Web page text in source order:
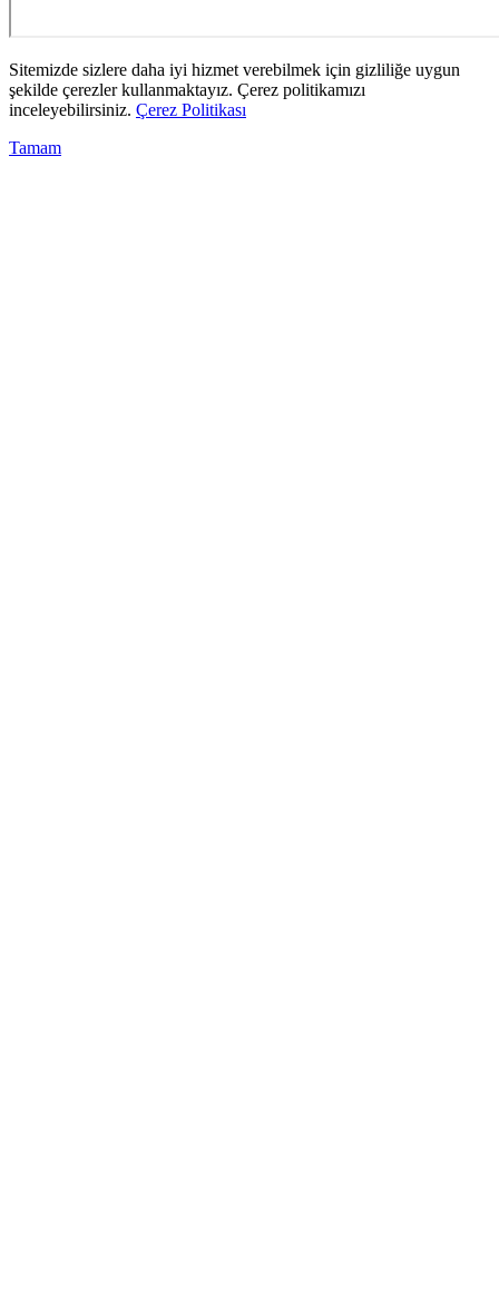
Sitemizde sizlere daha iyi hizmet verebilmek için gizliliğe uygun
şekilde çerezler kullanmaktayız. Çerez politikamızı
inceleyebilirsiniz. Çerez Politikası
Tamam